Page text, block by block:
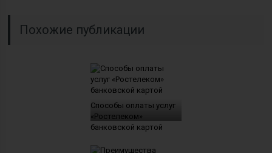
Похожие публикации
Способы оплаты услуг
«Ростелеком»
банковской картой